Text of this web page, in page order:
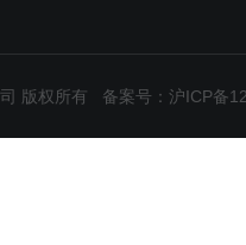
版权所有 备案号：沪ICP备